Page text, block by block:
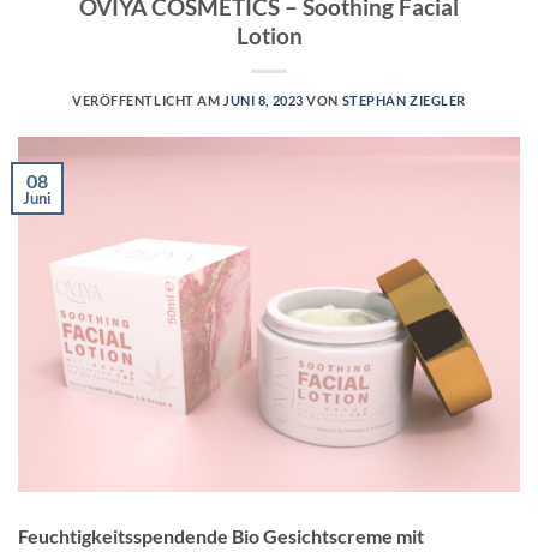
OVIYA COSMETICS – Soothing Facial
Lotion
VERÖFFENTLICHT AM JUNI 8, 2023 VON STEPHAN ZIEGLER
08
Juni
Feuchtigkeitsspendende Bio Gesichtscreme mit